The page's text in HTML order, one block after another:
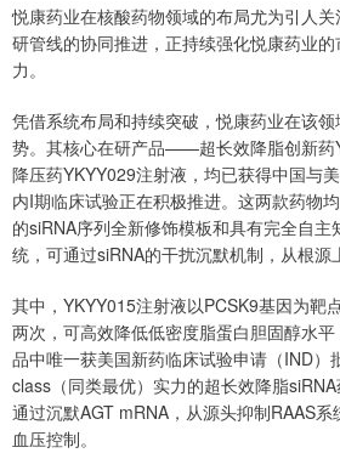
悦康药业在核酸药物领域的布局尤为引人
研管线的协同推进，正持续强化悦康药业
力。
凭借系统布局和持续突破，悦康药业在该
势。其核心在研产品——超长效降脂创新药
降压药YKYY029注射液，均已获得中国与
内I期临床试验正在积极推进。这两款药物
的siRNA序列全新修饰模板和具有完全自
统，可通过siRNA的干扰沉默机制，从根源
其中，YKYY015注射液以PCSK9基因为靶
两次，可高效降低低密度脂蛋白胆固醇水
品中唯一获美国新药临床试验申请（IND）
class（同类最优）实力的超长效降脂
通过沉默AGT mRNA，从源头抑制RAAS
血压控制。